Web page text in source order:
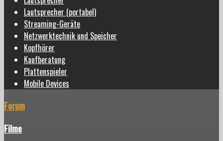
Lautsprecher (portabel)
Streaming-Geräte
Netzwerktechnik und Speicher
Kopfhörer
Kaufberatung
Plattenspieler
Mobile Devices
Forum
Filme